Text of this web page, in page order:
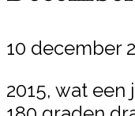
10 december
2015, wat